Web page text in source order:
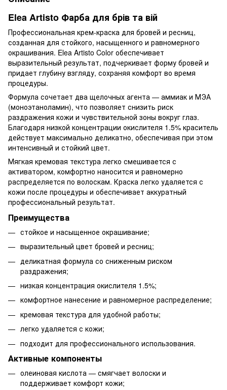
Elea Artisto Фарба для брів та вій
Профессиональная крем-краска для бровей и ресниц,
созданная для стойкого, насыщенного и равномерного
окрашивания. Elea Artisto Color обеспечивает
выразительный результат, подчеркивает форму бровей и
придает глубину взгляду, сохраняя комфорт во время
процедуры.
Формула сочетает два щелочных агента — аммиак и МЭА
(моноэтаноламин), что позволяет снизить риск
раздражения кожи и чувствительной зоны вокруг глаз.
Благодаря низкой концентрации окислителя 1.5% краситель
действует максимально деликатно, обеспечивая при этом
интенсивный и стойкий цвет.
Мягкая кремовая текстура легко смешивается с
активатором, комфортно наносится и равномерно
распределяется по волоскам. Краска легко удаляется с
кожи после процедуры и обеспечивает аккуратный
профессиональный результат.
Преимущества
стойкое и насыщенное окрашивание;
выразительный цвет бровей и ресниц;
деликатная формула со сниженным риском
раздражения;
низкая концентрация окислителя 1.5%;
комфортное нанесение и равномерное распределение;
кремовая текстура для удобной работы;
легко удаляется с кожи;
подходит для профессионального использования.
Активные компоненты
олеиновая кислота — смягчает волоски и
поддерживает комфорт кожи;